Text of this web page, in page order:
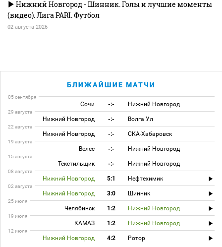
Нижний Новгород - Шинник. Голы и лучшие моменты
(видео). Лига PARI. Футбол
02 августа 2026
БЛИЖАЙШИЕ МАТЧИ
05 сентября
Сочи -:- Нижний Новгород
29 августа
Нижний Новгород -:- Волга Ул
22 августа
Нижний Новгород -:- СКА-Хабаровск
19 августа
Велес -:- Нижний Новгород
15 августа
Текстильщик -:- Нижний Новгород
08 августа
Нижний Новгород 5:1 Нефтехимик
02 августа
Нижний Новгород 3:0 Шинник
25 июля
Челябинск 1:2 Нижний Новгород
19 июля
КАМАЗ 1:2 Нижний Новгород
12 июля
Нижний Новгород 4:2 Ротор